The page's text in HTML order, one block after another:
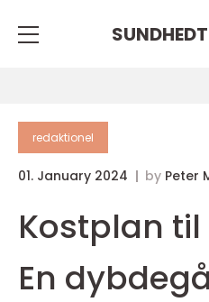
redaktionel
01. January 2024 by Peter
Kostplan
En